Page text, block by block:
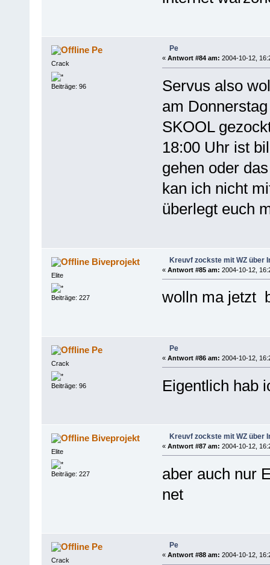
Pe
Crack
Beiträge: 96
Pe
« Antwort #84 am: 2004-10-12,
Servus also
am
SKOOL
18:00 Uhr ist
gehen oder
kan ich nicht
überlegt euch
Biveprojekt
Elite
Beiträge: 227
Kreuvf zockste mit WZ über
« Antwort #85 am: 2004-10-12,
wolln ma jetzt
Pe
Crack
Beiträge: 96
Pe
« Antwort #86 am: 2004-10-12,
Eigentlich hab
Biveprojekt
Elite
Beiträge: 227
Kreuvf zockste mit WZ über
« Antwort #87 am: 2004-10-12,
aber auch nur
net
Pe
Crack
Pe
« Antwort #88 am: 2004-10-12,